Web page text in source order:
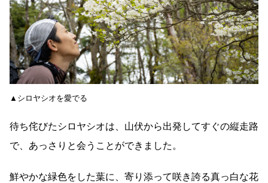
▲シロヤシオを愛でる
待ち侘びたシロヤシオは、山伏から出発してすぐの縦走路
で、あっさりと会うことができました。
鮮やかな緑色をした葉に、寄り添って咲き誇る真っ白な花